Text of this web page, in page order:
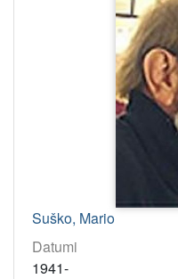
Suško, Mario
Datumi
1941-